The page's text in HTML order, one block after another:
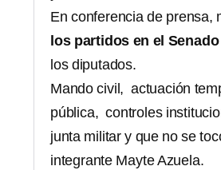
En conferencia de
los partidos en el Senado
los diputados.
Mando civil, actuación
pública, controles
junta militar y que no se
integrante Mayte Azuela.